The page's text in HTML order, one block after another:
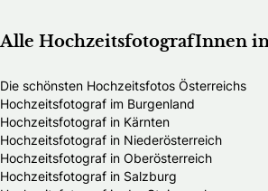
Alle HochzeitsfotografInnen
Die schönsten Hochzeitsfotos Österreichs
Hochzeitsfotograf im Burgenland
Hochzeitsfotograf in Kärnten
Hochzeitsfotograf in Niederösterreich
Hochzeitsfotograf in Oberösterreich
Hochzeitsfotograf in Salzburg